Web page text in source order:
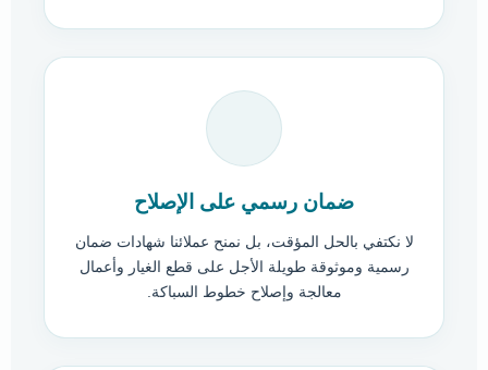
ضمان رسمي على الإصلاح
لا نكتفي بالحل المؤقت، بل نمنح عملائنا شهادات ضمان
رسمية وموثوقة طويلة الأجل على قطع الغيار وأعمال
معالجة وإصلاح خطوط السباكة.